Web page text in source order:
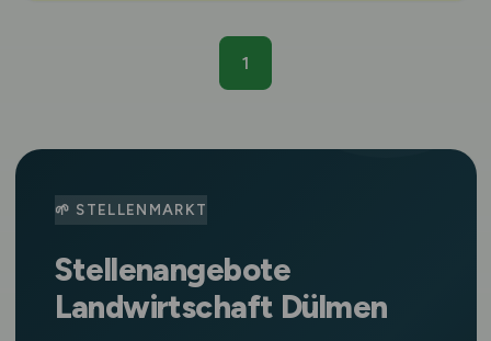
1
🌱 STELLENMARKT
Stellenangebote
Landwirtschaft Dülmen